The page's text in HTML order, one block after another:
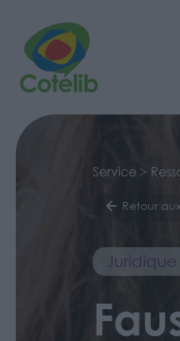
Service >
Retour
Juridique